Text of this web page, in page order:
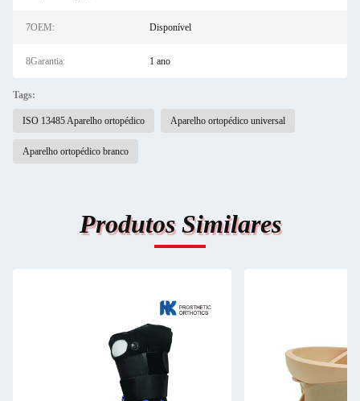
7OEM: Disponível
8Garantia: 1 ano
Tags:
ISO 13485 Aparelho ortopédico Aparelho ortopédico universal
Aparelho ortopédico branco
Produtos Similares